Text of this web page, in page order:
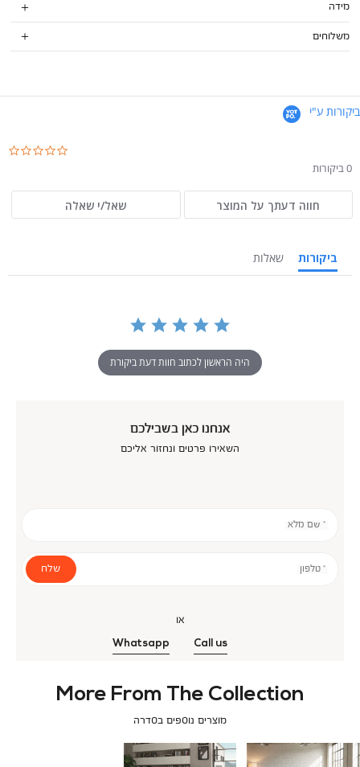
מידה
משלוחים
ביקורות ע"י
0 ביקורות
חווה דעתך על המוצר שאל/י שאלה
ביקורות שאלות
היה הראשון לכתוב חוות דעת ביקורת
אנחנו כאן בשבילכם
השאירו פרטים ונחזור אליכם
* שם מלא
* טלפון שלח
או
Call us
Whatsapp
More From The Collection
מוצרים נוספים בסדרה